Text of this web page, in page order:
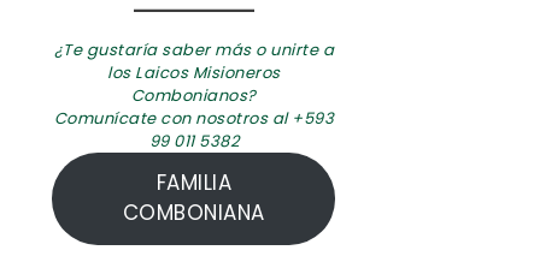
¿Te gustaría saber más o unirte a
los Laicos Misioneros
Combonianos?
Comunícate con nosotros al +593
99 011 5382
FAMILIA
COMBONIANA